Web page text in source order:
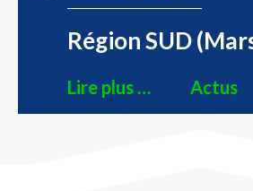
Région SUD
Lire plus … Actus